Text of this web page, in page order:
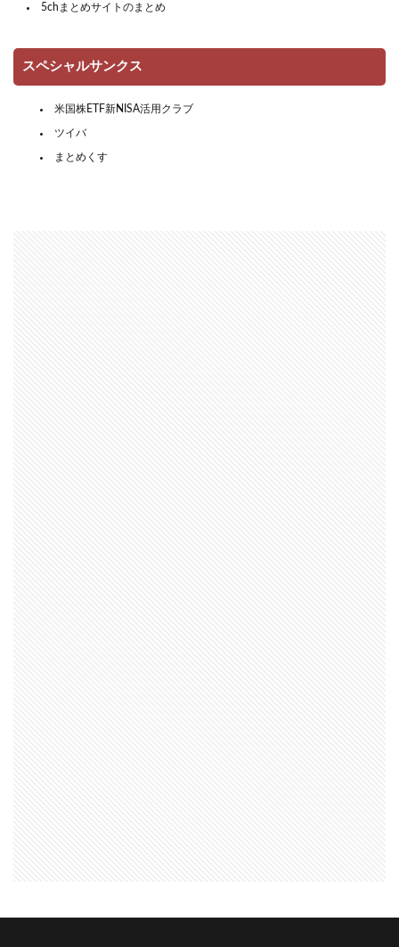
5chまとめサイトのまとめ
スペシャルサンクス
米国株ETF新NISA活用クラブ
ツイバ
まとめくす